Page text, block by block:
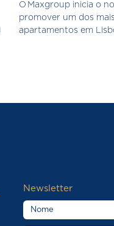
O Maxgroup inicia o
promover um dos
apartamentos em
Newsletter